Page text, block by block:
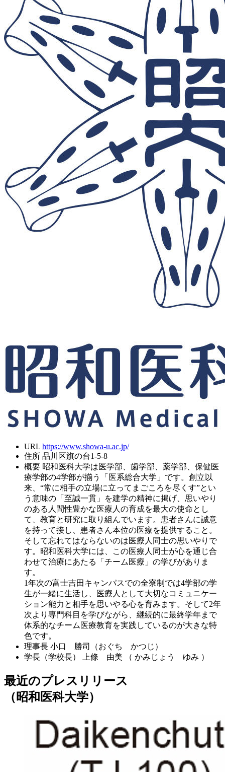
URL https://www.showa-u.ac.jp/
住所 品川区旗の台1-5-8
概要 昭和医科大学は医学部、歯学部、薬学部、保健医
療学部の4学部が揃う「医系総合大学」です。創立以
来、“常に相手の立場に立ってまごころを尽くす”とい
う意味の「至誠一貫」を建学の精神に掲げ、思いやり
のある人間性豊かな医療人の育成を最大の使命とし
て、教育と研究に取り組んでいます。患者さんに誠意
を持って接し、患者さん本位の医療を提供すること。
そして忘れてはならないのは医療人同士の思いやりで
す。昭和医科大学には、この医療人同士が心を通じ合
わせて治療にあたる「チーム医療」の学びがありま
す。
1年次の富士吉田キャンパスでの全寮制では4学部の学
生が一緒に生活し、医療人として大切なコミュニケー
ション能力と相手を思いやる心を育みます。そして2年
次より専門科目を学びながら、継続的に最終学年まで
体系的なチーム医療教育を実践しているのが大きな特
色です。
理事長 小口 勝司（おぐち かつじ）
学長（学校長）
上條 由美 （ かみじょう ゆみ ）
最近のプレスリリース
（昭和医科大学）